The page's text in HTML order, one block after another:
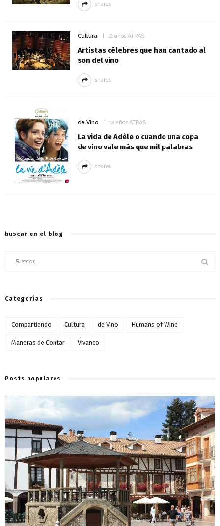
shares
Cultura 12 años ATRÁS
Artistas célebres que han cantado al
son del vino
shares
de Vino 12 años ATRÁS
La vida de Adèle o cuando una copa
de vino vale más que mil palabras
shares
buscar en el blog
Categorías
Compartiendo Cultura de Vino Humans of Wine
Maneras de Contar Vivanco
Posts populares